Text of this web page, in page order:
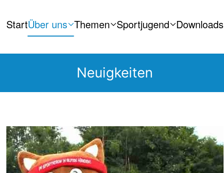
StartÜber uns Themen Sportjugend Downloads
Neuigkeiten